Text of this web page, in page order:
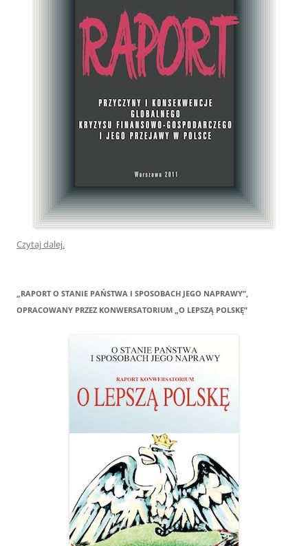
Czytaj dalej.
„RAPORT O STANIE PAŃSTWA I SPOSOBACH JEGO NAPRAWY”,
OPRACOWANY PRZEZ KONWERSATORIUM „O LEPSZĄ POLSKĘ”